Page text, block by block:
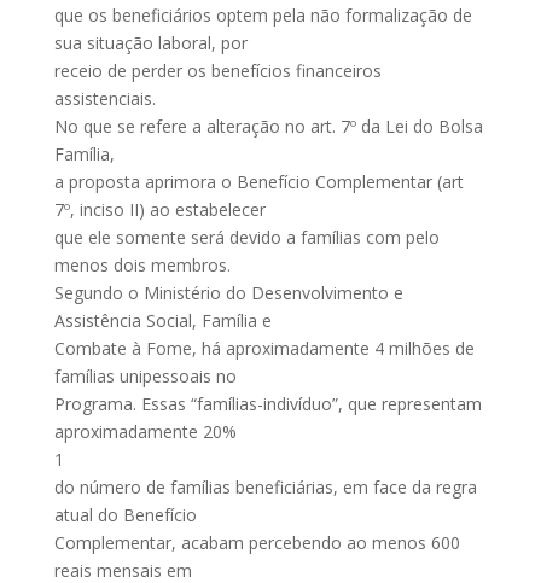
que os beneficiários optem pela não formalização de
sua situação laboral, por
receio de perder os benefícios financeiros
assistenciais.
No que se refere a alteração no art. 7º da Lei do Bolsa
Família,
a proposta aprimora o Benefício Complementar (art
7º, inciso II) ao estabelecer
que ele somente será devido a famílias com pelo
menos dois membros.
Segundo o Ministério do Desenvolvimento e
Assistência Social, Família e
Combate à Fome, há aproximadamente 4 milhões de
famílias unipessoais no
Programa. Essas “famílias-indivíduo”, que representam
aproximadamente 20%
1
do número de famílias beneficiárias, em face da regra
atual do Benefício
Complementar, acabam percebendo ao menos 600
reais mensais em